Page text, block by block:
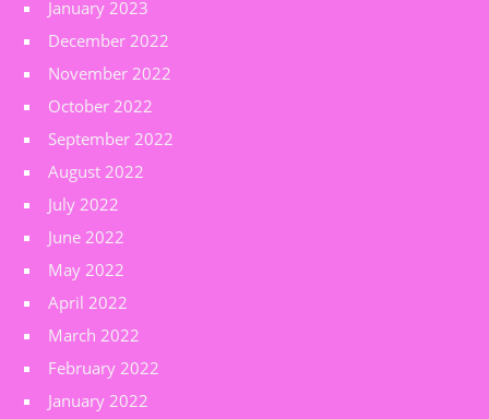
January 2023
December 2022
November 2022
October 2022
September 2022
August 2022
July 2022
June 2022
May 2022
April 2022
March 2022
February 2022
January 2022